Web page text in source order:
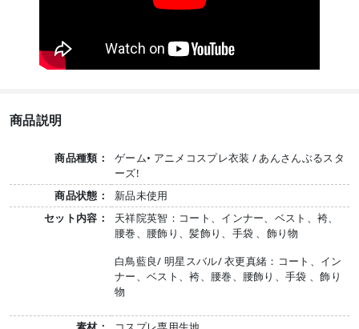
商品説明
商品種類：
ゲーム• アニメコスプレ衣装 / あんさんぶるスタ
ーズ!
商品状態：
新品未使用
セット内容：
天祥院英智：コート、インナー、ベスト、袴、
腰巻、腰飾り、髪飾り、手袋 、飾り物
白鳥藍良/ 明星スバル/ 衣更真緒：コート、イン
ナー、ベスト、袴、腰巻、腰飾り、手袋 、飾り
物